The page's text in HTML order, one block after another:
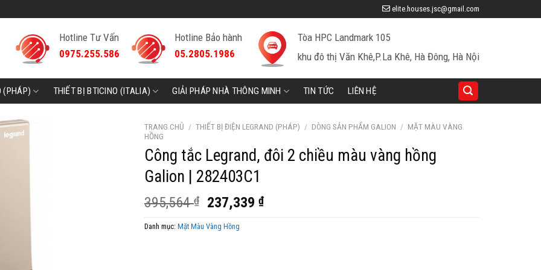
elite.houses.jsc@gmail.com
Hotline Tư Vấn
0975.255.586
Hotline Bảo hành
05.2805.1986
Tòa HPC Landmark 105
khu đô thị Văn Khê,P.La Khê, Hà Đông, Hà Nội
(PHÁP) THIẾT BỊ BTICINO (ITALIA) GIẢI PHÁP NHÀ THÔNG MINH TIN TỨC LIÊN HỆ
TRANG CHỦ / THIẾT BỊ ĐIỆN LEGRAND (PHÁP) / DÒNG SẢN PHẨM GALION / MẶT MÀU VÀNG
HỒNG
Công tắc Legrand, đôi 2 chiều màu vàng hồng
Galion | 282403C1
395,564₫
Giá
gốc
là:
237,339₫Giá
hiện
Danh mục: Mặt Màu Vàng Hồng